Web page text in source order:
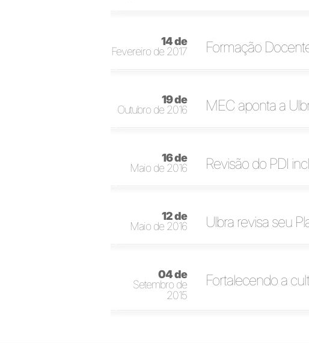
14 de
Fevereiro de 2017
Formação
19 de
Outubro de 2016
MEC aponta a
16 de
Maio de 2016
Revisão do PDI
12 de
Maio de 2016
Ulbra revisa seu
04 de
Setembro de
2015
Fortalecendo a